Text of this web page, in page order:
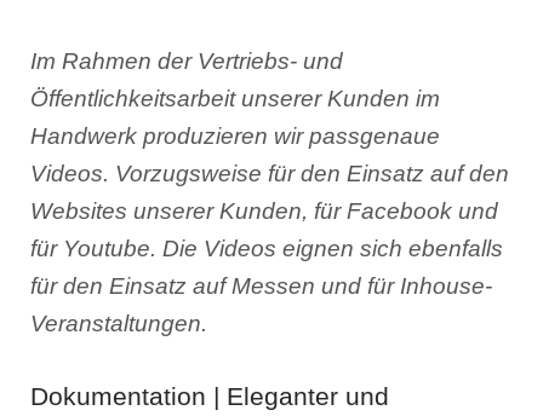
Im Rahmen der Vertriebs- und
Öffentlichkeitsarbeit unserer Kunden im
Handwerk produzieren wir passgenaue
Videos. Vorzugsweise für den Einsatz auf den
Websites unserer Kunden, für Facebook und
für Youtube. Die Videos eignen sich ebenfalls
für den Einsatz auf Messen und für Inhouse-
Veranstaltungen.
Dokumentation | Eleganter und